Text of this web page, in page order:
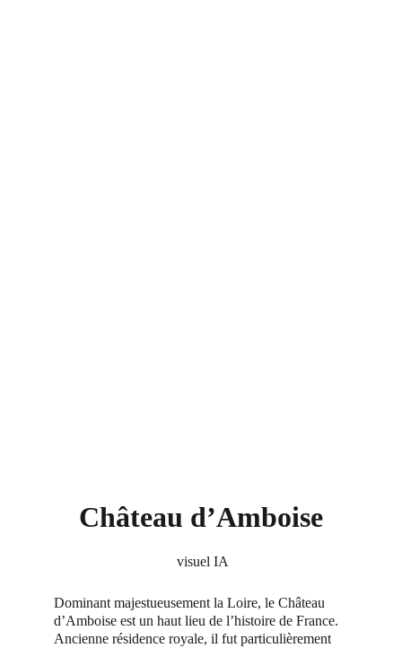
Château d’Amboise
Dominant majestueusement la Loire, le Château
d’Amboise est un haut lieu de l’histoire de France.
Ancienne résidence royale, il fut particulièrement
visuel IA